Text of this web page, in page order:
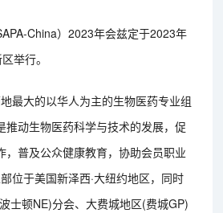
China）2023年会兹定于2023年
举行。
最大的以华人为主的生物医药专业组
推动生物医药科学与技术的发展，促
，普及公众健康教育，协助会员职业
位于美国新泽西·大纽约地区，同时
士顿NE)分会、大费城地区(费城GP)